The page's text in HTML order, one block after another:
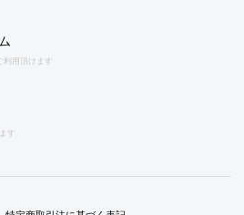
用頂けます
す